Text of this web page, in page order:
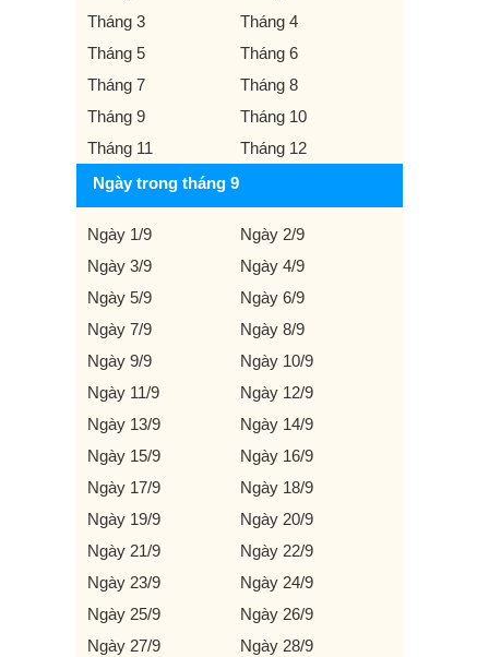
Tháng 3
Tháng 4
Tháng 5
Tháng 6
Tháng 7
Tháng 8
Tháng 9
Tháng 10
Tháng 11
Tháng 12
Ngày trong tháng 9
Ngày 1/9
Ngày 2/9
Ngày 3/9
Ngày 4/9
Ngày 5/9
Ngày 6/9
Ngày 7/9
Ngày 8/9
Ngày 9/9
Ngày 10/9
Ngày 11/9
Ngày 12/9
Ngày 13/9
Ngày 14/9
Ngày 15/9
Ngày 16/9
Ngày 17/9
Ngày 18/9
Ngày 19/9
Ngày 20/9
Ngày 21/9
Ngày 22/9
Ngày 23/9
Ngày 24/9
Ngày 25/9
Ngày 26/9
Ngày 27/9
Ngày 28/9